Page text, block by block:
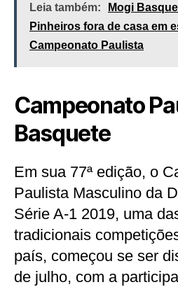
Leia também:
Mogi
Pinheiros fora de casa em
Campeonato Paulista
Campeonato
Basquete
Em sua 77ª edição, o
Paulista Masculino da
Série A-1 2019, uma
tradicionais
país, começou se ser
de julho, com a